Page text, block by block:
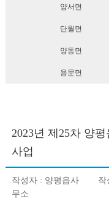
양서면
단월면
양동면
용문면
2023년 제25차 양
사업
작성자 : 양평읍사
무소
작